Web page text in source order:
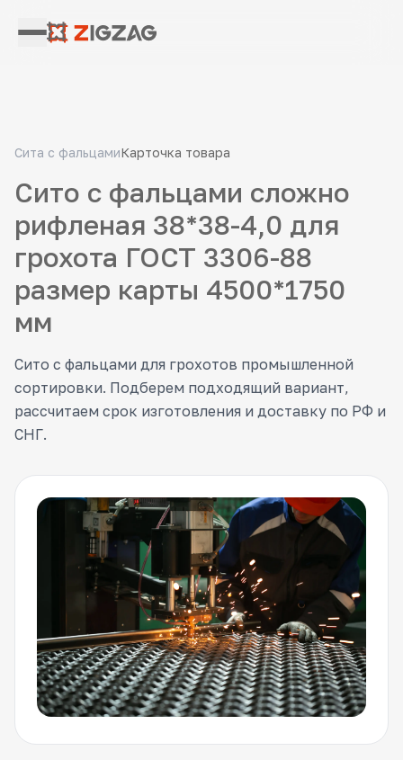
Сита с фальцамиКарточка товара
Сито с фальцами сложно
рифленая 38*38-4,0 для
грохота ГОСТ 3306-88
размер карты 4500*1750
мм
Сито с фальцами для грохотов промышленной
сортировки. Подберем подходящий вариант,
рассчитаем срок изготовления и доставку по РФ и
СНГ.